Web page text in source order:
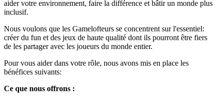
aider votre environnement, faire la différence et bâtir un monde plus
inclusif.
Nous voulons que les Gamelofteurs se concentrent sur l'essentiel:
créer du fun et des jeux de haute qualité dont ils pourront être fiers
de les partager avec les joueurs du monde entier.
Pour vous aider dans votre rôle, nous avons mis en place les
bénéfices suivants:
Ce que nous offrons :